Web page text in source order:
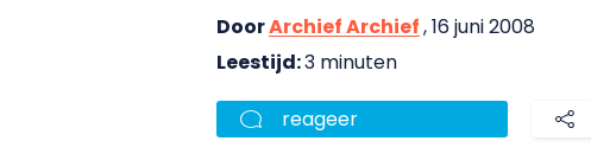
DoorArchief Archief, 16 juni 2008
Leestijd:3 minuten
reageer